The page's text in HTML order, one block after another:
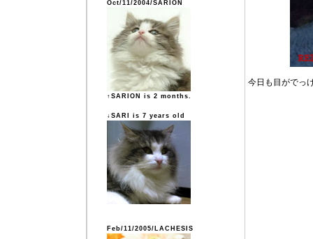
Oct/11/2004/SARION
↑SARION is 2 months.
↓SARI is 7 years old
Feb/11/2005/LACHESIS
今日も目がでっ